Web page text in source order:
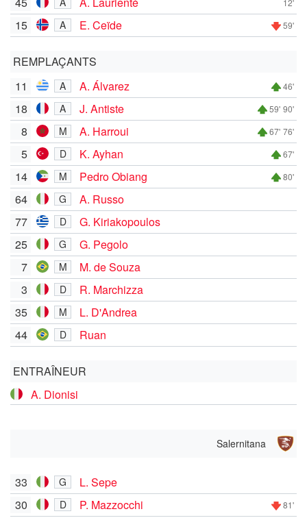
15 A E. Ceïde 59'
REMPLAÇANTS
11
A A. Álvarez 46'
18 A J. Antiste 59' 90'
8 M A. Harroui 67' 76'
5 D K. Ayhan 67'
14 M Pedro Obiang 80'
64 G
A. Russo
77
D
G. Kiriakopoulos
25
G
G. Pegolo
7
M
M. de Souza
3
D
R. Marchizza
35
M
L. D'Andrea
44
D Ruan
ENTRAÎNEUR
A. Dionisi
Salernitana
33 G
L. Sepe
30
D P. Mazzocchi 81'